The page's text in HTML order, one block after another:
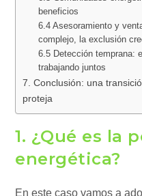
beneficios
6.4 Asesoramiento y
complejo, la exclusión
6.5 Detección temprana:
trabajando juntos
7. Conclusión: una
proteja
1. ¿Qué es la
energética?
En este caso vamos a